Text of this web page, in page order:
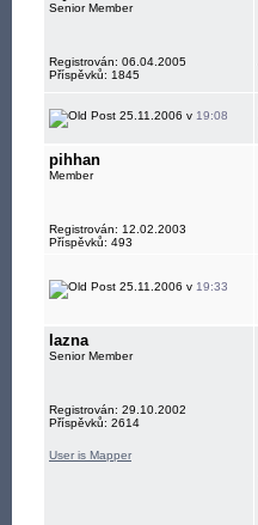
Senior Member
Registrován: 06.04.2005
Příspěvků: 1845
25.11.2006 v 19:08
pihhan
Member
Registrován: 12.02.2003
Příspěvků: 493
25.11.2006 v 19:33
lazna
Senior Member
Registrován: 29.10.2002
Příspěvků: 2614
User is Mapper